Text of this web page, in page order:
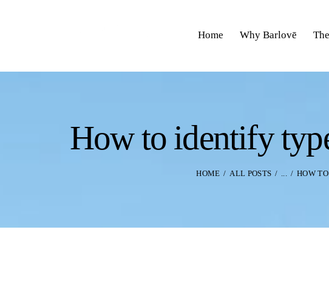
Home Why Barlovē
How to identify
HOME ALL POSTS ... HOW